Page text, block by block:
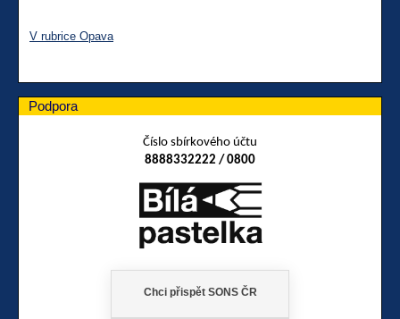
V rubrice Opava
Podpora
Číslo sbírkového účtu
8888332222 / 0800